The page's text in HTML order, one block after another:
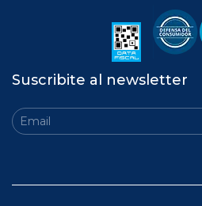
Suscribite al newsletter